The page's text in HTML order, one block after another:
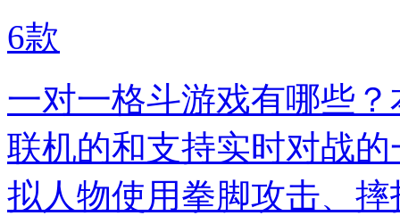
6款
一对一格斗游戏有哪些
联机的和支持实时对战
拟人物使用拳脚攻击、